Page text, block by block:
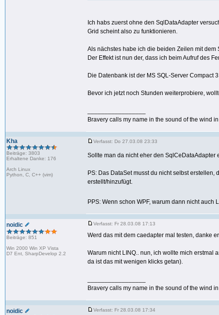
Ich habs zuerst ohne den SqlDataAdapter
Grid scheint also zu funktionieren.
Als nächstes habe ich die beiden Zeilen mit
Der Effekt ist nun der, dass ich beim Aufruf des
Die Datenbank ist der MS SQL-Server Compact
Bevor ich jetzt noch Stunden weiterprobiere,
Bravery calls my name in the sound of the wind
Kha
Beiträge: 3803
Erhaltene Danke: 176
Arch Linux
Python, C, C++ (vim)
Verfasst: Do 27.03.08 23:33
Sollte man da nicht eher den SqlCeDataAdapter
PS: Das DataSet musst du nicht selbst
erstellt/hinzufügt.
PPS: Wenn schon WPF, warum dann nicht auch
noidic
Beiträge: 851
Win 2000 Win XP Vista
D7 Ent, SharpDevelop 2.2
Verfasst: Fr 28.03.08 17:13
Werd das mit dem caedapter mal testen, danke
Warum nicht LINQ.. nun, ich wollte mich erstmal
da ist das mit wenigen klicks getan).
Bravery calls my name in the sound of the wind
noidic Verfasst: Fr 28.03.08 17:34